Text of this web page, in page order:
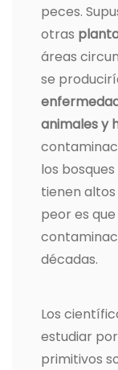
peces.
otras
áreas
se
animales y
los
tienen altos
peor es
décadas.
Los
estudiar
primitivos